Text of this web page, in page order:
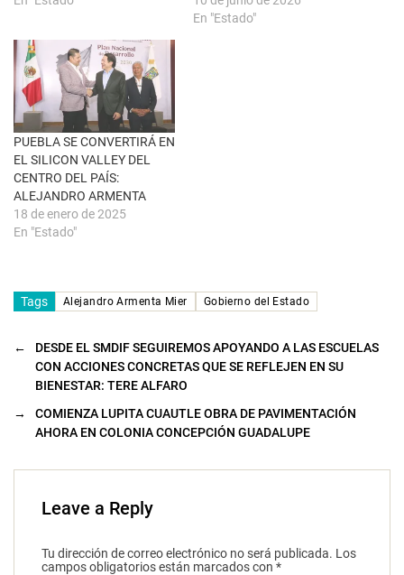
v
a
e
n
t
n
a
n
u
e
v
a
)
En "Estado"
PUEBLA SE CONVERTIRÁ EN
EL SILICON VALLEY DEL
CENTRO DEL PAÍS:
ALEJANDRO ARMENTA
18 de enero de 2025
En "Estado"
Tags Alejandro Armenta Mier Gobierno del Estado
←
DESDE EL SMDIF SEGUIREMOS APOYANDO A LAS ESCUELAS
CON ACCIONES CONCRETAS QUE SE REFLEJEN EN SU
BIENESTAR: TERE ALFARO
→
COMIENZA LUPITA CUAUTLE OBRA DE PAVIMENTACIÓN
AHORA EN COLONIA CONCEPCIÓN GUADALUPE
Leave a Reply
Tu dirección de correo electrónico no será publicada. Los
campos obligatorios están marcados con *